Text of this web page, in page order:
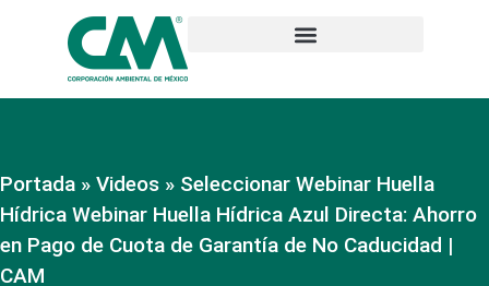
Portada » Videos » Seleccionar Webinar Huella
Hídrica Webinar Huella Hídrica Azul Directa: Ahorro
en Pago de Cuota de Garantía de No Caducidad |
CAM